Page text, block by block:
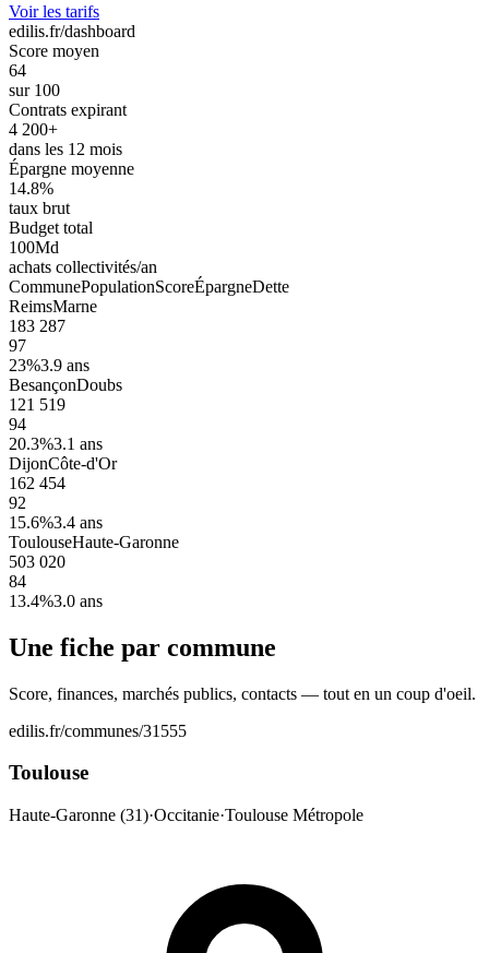
Voir les tarifs
edilis.fr/dashboard
Score moyen
64
sur 100
Contrats expirant
4 200+
dans les 12 mois
Épargne moyenne
14.8%
taux brut
Budget total
100Md
achats collectivités/an
CommunePopulationScoreÉpargneDette
ReimsMarne
183 287
97
23%3.9 ans
BesançonDoubs
121 519
94
20.3%3.1 ans
DijonCôte-d'Or
162 454
92
15.6%3.4 ans
ToulouseHaute-Garonne
503 020
84
13.4%3.0 ans
Une fiche par commune
Score, finances, marchés publics, contacts — tout en un coup d'oeil.
edilis.fr/communes/31555
Toulouse
Haute-Garonne (31)·Occitanie·Toulouse Métropole